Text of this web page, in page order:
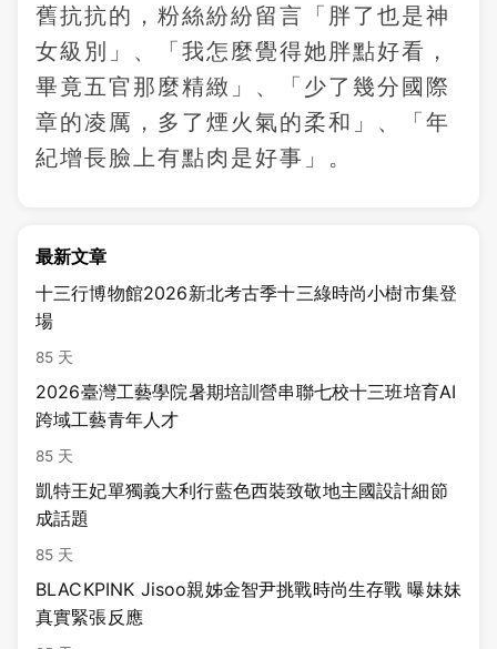
舊抗抗的，粉絲紛紛留言「胖了也是神
女級別」、「我怎麼覺得她胖點好看，
畢竟五官那麼精緻」、「少了幾分國際
章的凌厲，多了煙火氣的柔和」、「年
紀增長臉上有點肉是好事」。
最新文章
十三行博物館2026新北考古季十三綠時尚小樹市集登
場
85 天
2026臺灣工藝學院暑期培訓營串聯七校十三班培育AI
跨域工藝青年人才
85 天
凱特王妃單獨義大利行藍色西裝致敬地主國設計細節
成話題
85 天
BLACKPINK Jisoo親姊金智尹挑戰時尚生存戰 曝妹妹
真實緊張反應